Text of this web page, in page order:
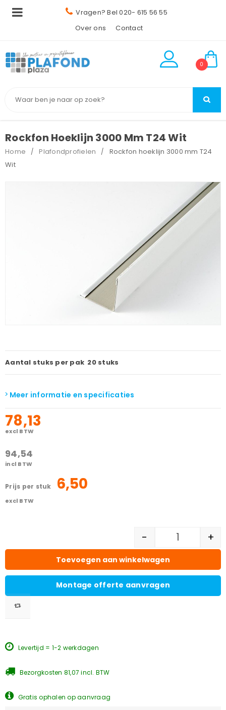
Vragen? Bel 020- 615 56 55
Over ons
Contact
0
Rockfon Hoeklijn 3000 Mm T24 Wit
Home / Plafondprofielen /
Rockfon hoeklijn 3000 mm T24
Wit
Aantal stuks per pak 20 stuks
Meer informatie en specificaties
78,13
excl BTW
94,54
incl BTW
prijs per stuk 6,50
excl BTW
- +
Toevoegen aan winkelwagen
Montage offerte aanvragen
Levertijd = 1-2 werkdagen
Bezorgkosten 81,07 incl. BTW
Gratis ophalen op aanvraag